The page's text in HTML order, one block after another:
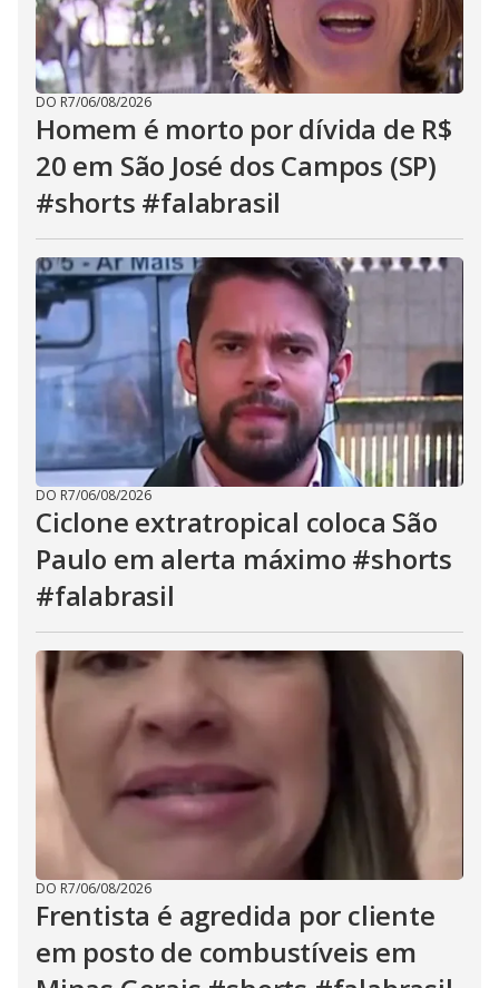
DO R7/06/08/2026
Homem é morto por dívida de R$
20 em São José dos Campos (SP)
#shorts #falabrasil
DO R7/06/08/2026
Ciclone extratropical coloca São
Paulo em alerta máximo #shorts
#falabrasil
DO R7/06/08/2026
Frentista é agredida por cliente
em posto de combustíveis em